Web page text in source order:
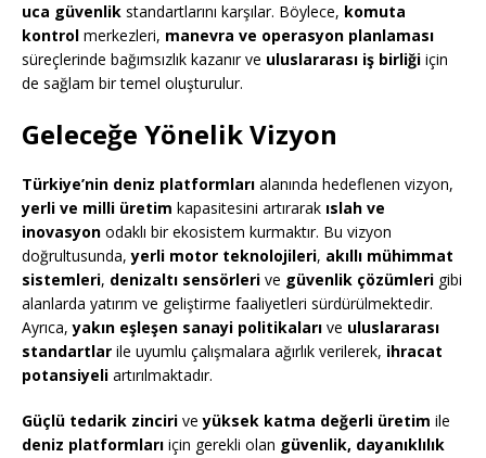
uca güvenlik standartlarını karşılar. Böylece, komuta
kontrol merkezleri, manevra ve operasyon planlaması
süreçlerinde bağımsızlık kazanır ve uluslararası iş birliği için
de sağlam bir temel oluşturulur.
Geleceğe Yönelik Vizyon
Türkiye’nin deniz platformları alanında hedeflenen vizyon,
yerli ve milli üretim kapasitesini artırarak ıslah ve
inovasyon odaklı bir ekosistem kurmaktır. Bu vizyon
doğrultusunda,yerli motor teknolojileri, akıllı mühimmat
sistemleri, denizaltı sensörleri ve güvenlik çözümleri gibi
alanlarda yatırım ve geliştirme faaliyetleri sürdürülmektedir.
Ayrıca,yakın eşleşen sanayi politikaları ve uluslararası
standartlar ile uyumlu çalışmalara ağırlık verilerek, ihracat
potansiyeli artırılmaktadır.
Güçlü tedarik zinciri veyüksek katma değerli üretim ile
deniz platformları için gerekli olan güvenlik, dayanıklılık